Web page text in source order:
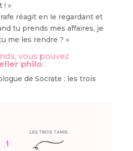
! »
réagit en le regardant et
tu prends mes affaires, je
me les rendre ? »
vous pouvez
philo:
de Socrate : les trois